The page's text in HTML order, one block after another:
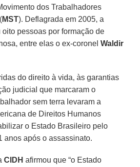
dos Trabalhadores
MST). Deflagrada em 2005, a
pessoas por formação de
entre elas o ex-coronelWaldir
do direito à vida, às garantias
judicial que marcaram o
sem terra levaram a
de Direitos Humanos
o Estado Brasileiro pelo
anos após o assassinato.
CIDH afirmou que “o Estado